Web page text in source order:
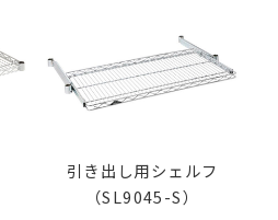
引き出し用シェルフ
（SL9045-S）